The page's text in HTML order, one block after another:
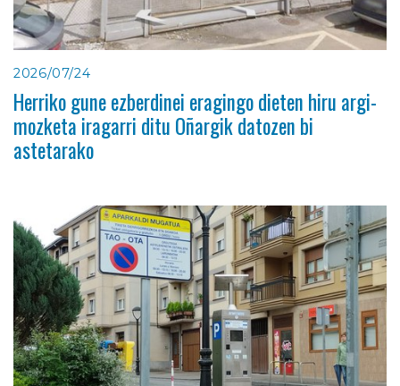
2026/07/24
Herriko gune ezberdinei eragingo dieten hiru argi-
mozketa iragarri ditu Oñargik datozen bi
astetarako